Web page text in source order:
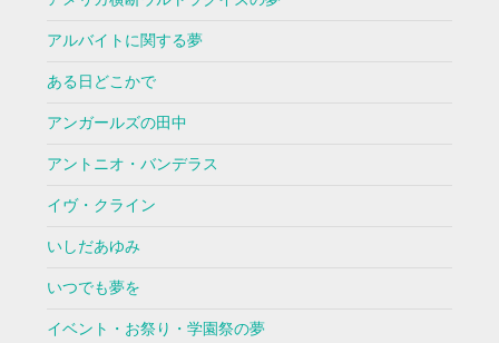
アルバイトに関する夢
ある日どこかで
アンガールズの田中
アントニオ・バンデラス
イヴ・クライン
いしだあゆみ
いつでも夢を
イベント・お祭り・学園祭の夢